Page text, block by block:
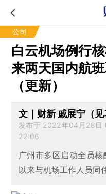
公司
白云机场例行
来两天国内航
（更新）
文｜财新 戚展宁（见
发布于 2022年04月28
22:06
广州市多区启动全员
以来与机场工作人员同